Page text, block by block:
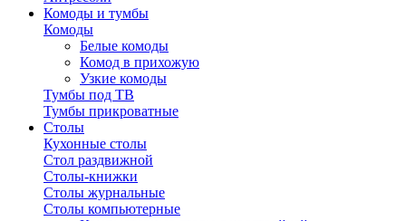
Комоды и тумбы
Комоды
Белые комоды
Комод в прихожую
Узкие комоды
Тумбы под ТВ
Тумбы прикроватные
Столы
Кухонные столы
Стол раздвижной
Столы-книжки
Столы журнальные
Столы компьютерные